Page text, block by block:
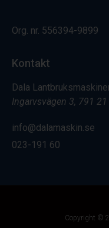
Org. nr. 556394-9899
Kontakt
Dala
Ingarvsvägen 3, 791
info@dalamaskin.se
023-191 60
Copyright ©